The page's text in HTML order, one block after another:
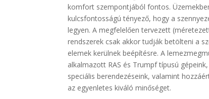
komfort szempontjából fontos.
kulcsfontosságú tényező, hogy a
legyen. A megfelelően tervezett
rendszerek csak akkor tudják betölteni a
elemek kerülnek beépítésre. A
alkalmazott RAS és Trumpf típusú
speciális berendezéseink, valamint
az egyenletes kiváló minőséget.